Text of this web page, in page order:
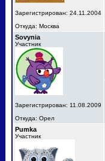
Зарегистрирован: 24.11.2004
Откуда: Москва
Sovynia
Участник
Зарегистрирован: 11.08.2009
Откуда: Орел
Pumka
Участник